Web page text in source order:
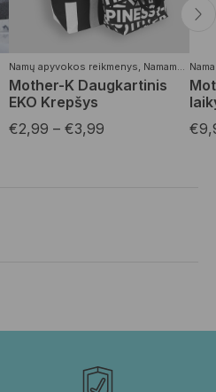
Namų apyvokos reikmenys Namams
Mother-K Daugkartinis
EKO Krepšys
€2,99 – €3,99
€